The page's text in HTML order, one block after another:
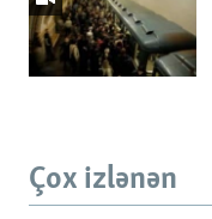
Çox izlənən